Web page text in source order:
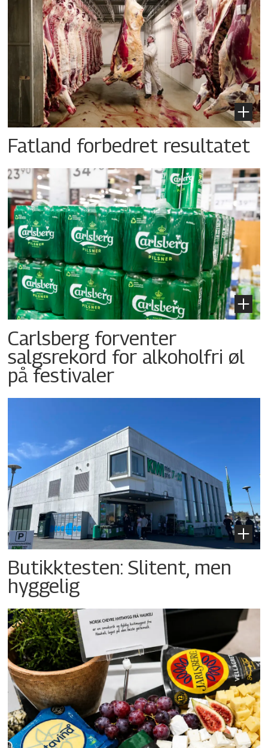
Fatland forbedret resultatet
Carlsberg forventer
salgsrekord for alkoholfri øl
på festivaler
Butikktesten: Slitent, men
hyggelig